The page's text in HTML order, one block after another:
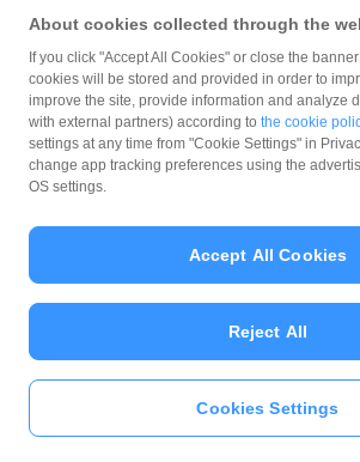
合や、キャンペーン自体を予告なく
LINE Pay、Alipay（支付宝）または
クレジットカードでお支払いされた
ーンの対象とはなりませんのでご注
PayPayアプリを介さないヤフーカー
ャンペーン対象外です。
対象のお支払方法にてお支払いいた
ンペーン期間中のPayPayボーナスの
円相当を超えるときには、当該付与
ーン期間中5,000円相当を超えること
対象店舗との取引の全部又は一部に
有無にかかわらず、当該取消し等の
決済についてのPayPayボーナスの付
PayPayアプリをダウンロ
ード＞＞
反社会的勢力に対する方針
勧誘方針
マネロン等基本方針
カスタマーハラスメントに関する当社の考え方
© PayPay Corporation
About cookies collected through the
If you click "Accept All Cookies" or close the
cookies will be stored and provided in order to
improve the site, provide information and analyze
with external partners) according to the cookie
settings at any time from "Cookie Settings" in
change app tracking preferences using the
OS settings.
Cookies Settings
Reject All
Accept All Cookies